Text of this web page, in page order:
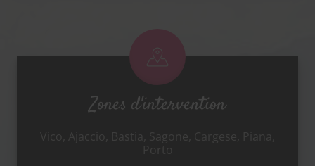
Zones d'intervention
Vico, Ajaccio, Bastia, Sagone, Cargese, Piana,
Porto